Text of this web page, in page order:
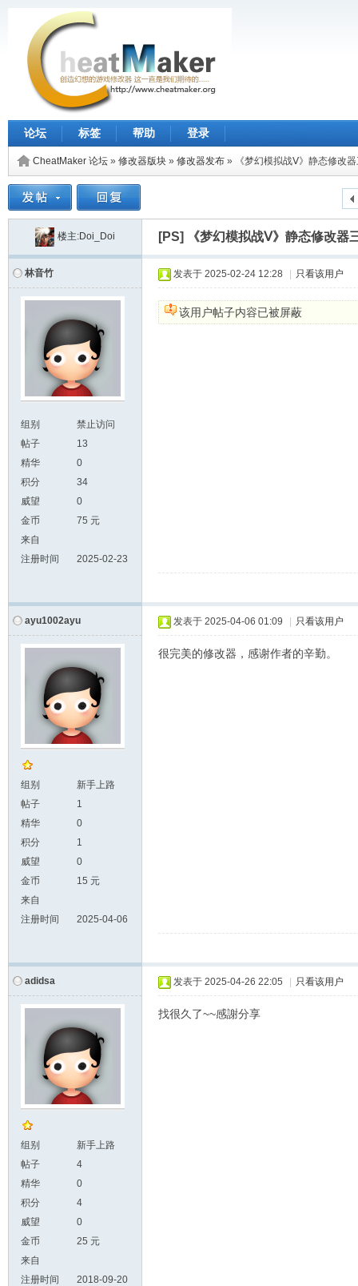
论坛 标签 帮助 登录
CheatMaker 论坛 » 修改器版块 » 修改器发布 » 《梦幻模拟战Ⅴ》静态修改
楼主:Doi_Doi [PS] 《梦幻模拟战Ⅴ》静态修改器
林音竹
组别
禁止访问
帖子
13
精华
0
积分
34
威望
0
金币
75 元
来自
注册时间
2025-02-23
发表于 2025-02-24 12:28 只看该用户
该用户帖子内容已被屏蔽
ayu1002ayu
组别
新手上路
帖子
1
精华
0
积分
1
威望
0
金币
15 元
来自
注册时间
2025-04-06
发表于 2025-04-06 01:09 只看该用户
很完美的修改器，感谢作者的辛勤。
adidsa
组别
新手上路
帖子
4
精华
0
积分
4
威望
0
金币
25 元
来自
注册时间
2018-09-20
发表于 2025-04-26 22:05 只看该用户
找很久了~~感謝分享